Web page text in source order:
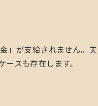
」が支給されません。夫
スも存在します。